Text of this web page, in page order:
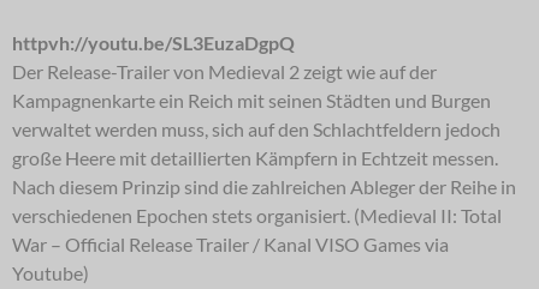
httpvh://youtu.be/SL3EuzaDgpQ
Der Release-Trailer von Medieval 2 zeigt wie auf der
Kampagnenkarte ein Reich mit seinen Städten und Burgen
verwaltet werden muss, sich auf den Schlachtfeldern jedoch
große Heere mit detaillierten Kämpfern in Echtzeit messen.
Nach diesem Prinzip sind die zahlreichen Ableger der Reihe in
verschiedenen Epochen stets organisiert. (Medieval II: Total
War – Official Release Trailer / Kanal VISO Games via
Youtube)